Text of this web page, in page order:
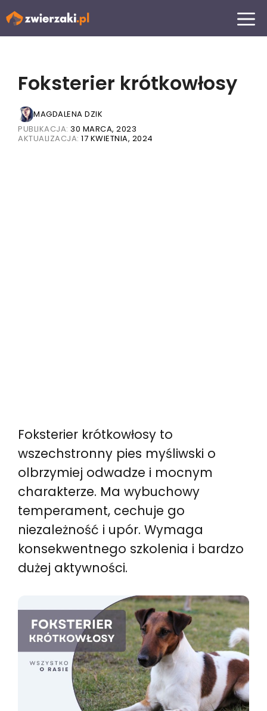
Przejdź
MENU
Foksterier krótkowłosy
MAGDALENA DZIK
PUBLIKACJA: 30 MARCA, 2023
AKTUALIZACJA: 17 KWIETNIA, 2024
Foksterier krótkowłosy to
wszechstronny pies myśliwski o
olbrzymiej odwadze i mocnym
charakterze. Ma wybuchowy
temperament, cechuje go
niezależność i upór. Wymaga
konsekwentnego szkolenia i bardzo
dużej aktywności.